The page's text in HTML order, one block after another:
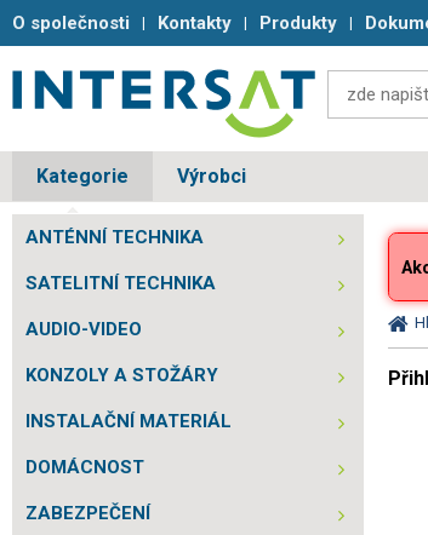
O společnosti Kontakty Produkty
Kategorie Výrobci
ANTÉNNÍ TECHNIKA
SATELITNÍ TECHNIKA
AUDIO-VIDEO
KONZOLY A STOŽÁRY
INSTALAČNÍ MATERIÁL
DOMÁCNOST
ZABEZPEČENÍ